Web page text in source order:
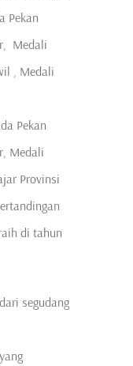
Pekan
Medali
, Medali
Pekan
Medali
Provinsi
di tahun
segudang